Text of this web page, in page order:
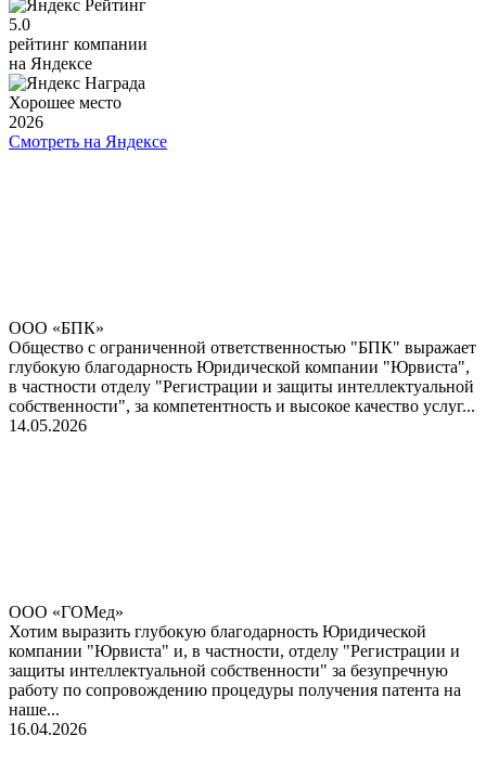
5.0
рейтинг компании
на Яндексе
Хорошее место
2026
Смотреть на Яндексе
ООО «БПК»
Общество с ограниченной ответственностью "БПК" выражает
глубокую благодарность Юридической компании "Юрвиста",
в частности отделу "Регистрации и защиты интеллектуальной
собственности", за компетентность и высокое качество услуг...
14.05.2026
ООО «ГОМед»
Хотим выразить глубокую благодарность Юридической
компании "Юрвиста" и, в частности, отделу "Регистрации и
защиты интеллектуальной собственности" за безупречную
работу по сопровождению процедуры получения патента на
наше...
16.04.2026